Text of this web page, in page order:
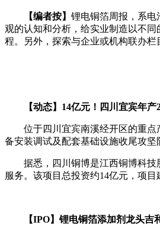
【编者按】 锂电铜箔周报，系电
观的认知和分析，给实业制造以不
程。另外，探索与企业或机构联办
【动态】14亿元‌！四川宜宾年
位于四川宜宾南溪经开区的重
备安装调试及配套基础设施收尾攻坚
据悉，四川铜博是江西铜博科
服务。该项目总投资约‌14亿元‌，项
【IPO】锂电铜箔添加剂龙头